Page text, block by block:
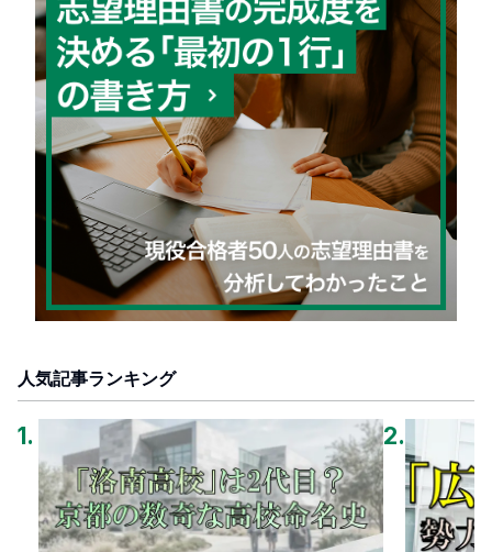
人気記事ランキング
1 . 2.